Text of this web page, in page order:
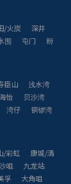
/火炭
深井
围 屯门
粉
臣山
浅水湾
怡
贝沙湾
湾仔
铜锣湾
/彩虹
康城/清
咀
九龙站
孚
大角咀